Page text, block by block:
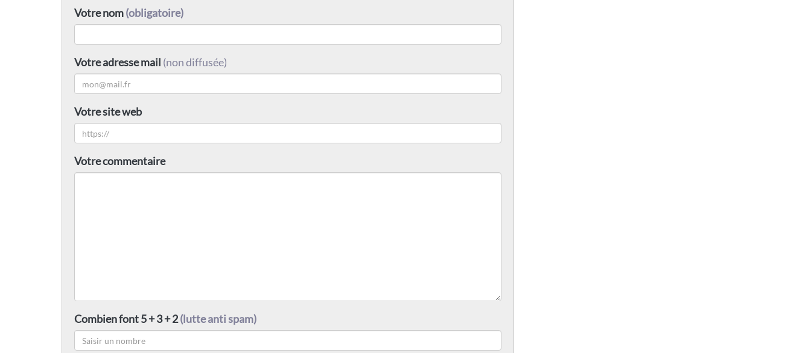
Votre nom(obligatoire)
Votre adresse mail (non diffusée)
Votre site web
Votre commentaire
Combien font 5 + 3 + 2(lutte anti spam)